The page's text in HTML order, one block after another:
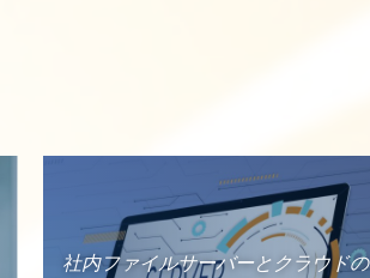
社内ファイルサーバーとクラウドの